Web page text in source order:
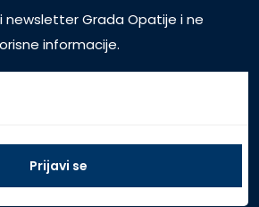
newsletter Grada Opatije i ne
informacije.